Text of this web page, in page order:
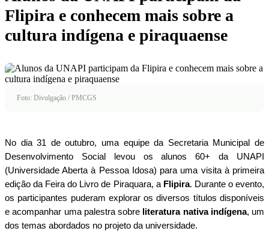
Flipira e conhecem mais sobre a
cultura indígena e piraquaense
Foto: Divulgação / PMCGS
No dia 31 de outubro, uma equipe da Secretaria Municipal de
Desenvolvimento Social levou os alunos 60+ da UNAPI
(Universidade Aberta à Pessoa Idosa) para uma visita à primeira
edição da Feira do Livro de Piraquara, a Flipira. Durante o evento,
os participantes puderam explorar os diversos títulos disponíveis
e acompanhar uma palestra sobre literatura nativa indígena, um
dos temas abordados no projeto da universidade.